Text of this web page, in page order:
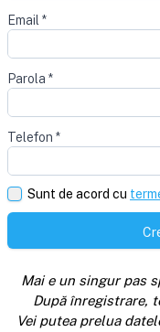
Email *
Parola *
Telefon *
Sunt de acord cu
Mai e un singur pas
După înregistrare,
Vei putea prelua